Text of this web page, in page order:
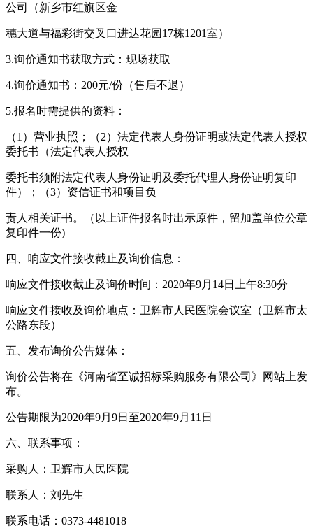
公司（新乡市红旗区金
穗大道与福彩街交叉口进达花园17栋1201室）
3.询价通知书获取方式：现场获取
4.询价通知书：200元/份（售后不退）
5.报名时需提供的资料：
（1）营业执照；（2）法定代表人身份证明或法定代表人授权
委托书（法定代表人授权
委托书须附法定代表人身份证明及委托代理人身份证明复印
件）；（3）资信证书和项目负
责人相关证书。（以上证件报名时出示原件，留加盖单位公章
复印件一份)
四、响应文件接收截止及询价信息：
响应文件接收截止及询价时间：2020年9月14日上午8:30分
响应文件接收及询价地点：卫辉市人民医院会议室（卫辉市太
公路东段）
五、发布询价公告媒体：
询价公告将在《河南省至诚招标采购服务有限公司》网站上发
布。
公告期限为2020年9月9日至2020年9月11日
六、联系事项：
采购人：卫辉市人民医院
联系人：刘先生
联系电话：0373-4481018